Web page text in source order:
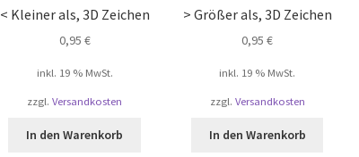
< Kleiner als, 3D Zeichen
0,95 €
inkl. 19 % MwSt.
zzgl.Versandkosten
In den Warenkorb
> Größer als, 3D Zeichen
0,95€
inkl. 19 % MwSt.
zzgl. Versandkosten
In den Warenkorb